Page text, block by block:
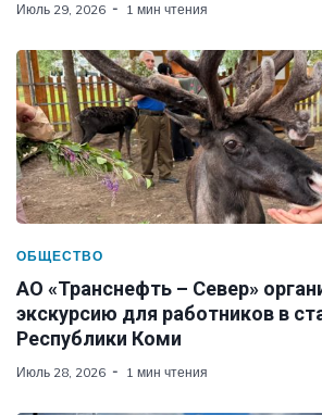
Июль 29, 2026 1 мин чтения
ОБЩЕСТВО
АО «Транснефть – Север»
экскурсию для работников в
Республики Коми
Июль 28, 2026 1 мин чтения